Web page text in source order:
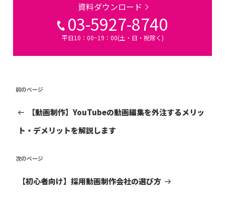
資料ダウンロード
03-5927-8740
平日10：00~19：00(土・日・祝除く)
投
ナ
ビ
ー
シ
ョ
前
投
前
【動画制作】YouTubeの動画編集を外注するメリッ
ト・デメリットを解説します
次
次
【初心者向け】採用動画制作会社の選び方